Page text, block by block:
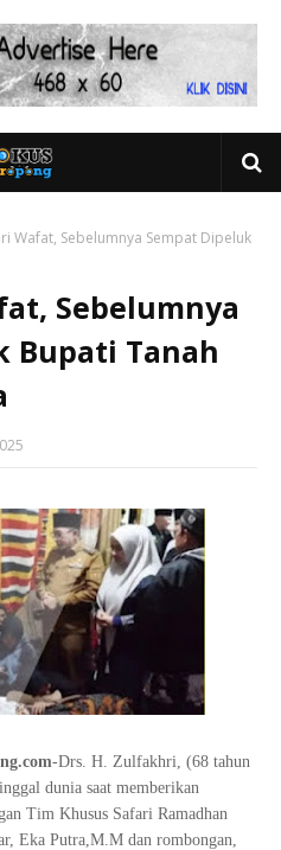
Wafat, Sebelumnya Sempat Dipeluk
Sebelumnya
Bupati Tanah
-Drs. H. Zulfakhri, (68 tahun
dunia saat memberikan
Tim Khusus Safari Ramadhan
Eka Putra,M.M dan rombongan,